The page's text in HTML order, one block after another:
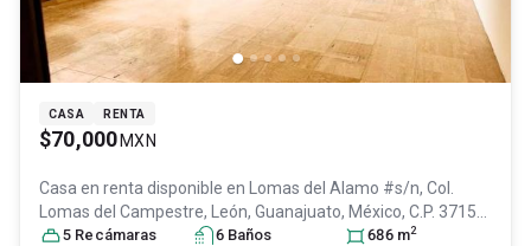
CASA RENTA
$70,000 MXN
Casa en renta disponible en
Lomas del Alamo #s/n, Col.
Lomas del Campestre,
León, Guanajuato, México, C.P. 37150
ID:29712891
5 Recámaras 6 Baños 686 m2